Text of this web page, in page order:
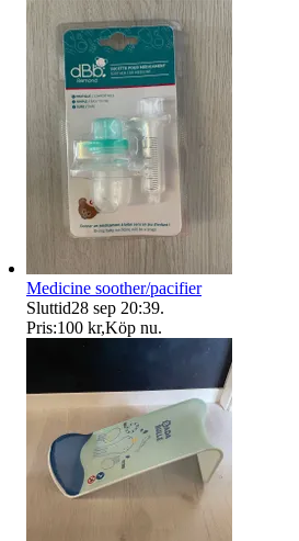
Medicine soother/pacifier
Sluttid28 sep 20:39.
Pris:100 kr,Köp nu.